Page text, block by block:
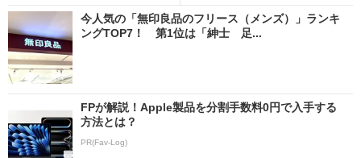
今人気の「無印良品のフリース（メンズ）」ランキ
ングTOP7！ 第1位は「紳士 足...
FPが解説！Apple製品を分割手数料0円で入手する
方法とは？
PR(Fav-Log)